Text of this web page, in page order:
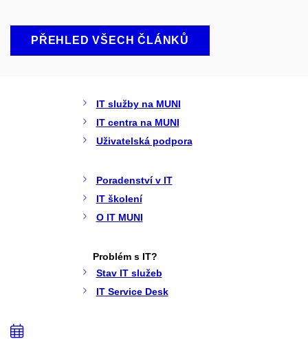
PŘEHLED VŠECH ČLÁNKŮ
IT služby na MUNI
IT centra na MUNI
Uživatelská podpora
Poradenství v IT
IT školení
O IT MUNI
Problém s IT?
Stav IT služeb
IT Service Desk
Přidat